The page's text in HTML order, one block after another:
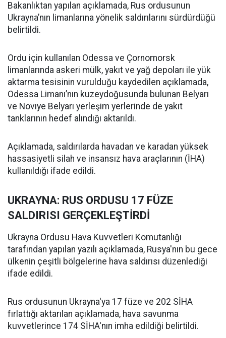
Bakanlıktan yapılan açıklamada, Rus ordusunun
Ukrayna’nın limanlarına yönelik saldırılarını sürdürdüğü
belirtildi.
Ordu için kullanılan Odessa ve Çornomorsk
limanlarında askeri mülk, yakıt ve yağ depoları ile yük
aktarma tesisinin vurulduğu kaydedilen açıklamada,
Odessa Limanı’nın kuzeydoğusunda bulunan Belyarı
ve Novıye Belyarı yerleşim yerlerinde de yakıt
tanklarının hedef alındığı aktarıldı.
Açıklamada, saldırılarda havadan ve karadan yüksek
hassasiyetli silah ve insansız hava araçlarının (İHA)
kullanıldığı ifade edildi.
UKRAYNA: RUS ORDUSU 17 FÜZE
SALDIRISI GERÇEKLEŞTİRDİ
Ukrayna Ordusu Hava Kuvvetleri Komutanlığı
tarafından yapılan yazılı açıklamada, Rusya'nın bu gece
ülkenin çeşitli bölgelerine hava saldırısı düzenlediği
ifade edildi.
Rus ordusunun Ukrayna'ya 17 füze ve 202 SİHA
fırlattığı aktarılan açıklamada, hava savunma
kuvvetlerince 174 SİHA'nın imha edildiği belirtildi.